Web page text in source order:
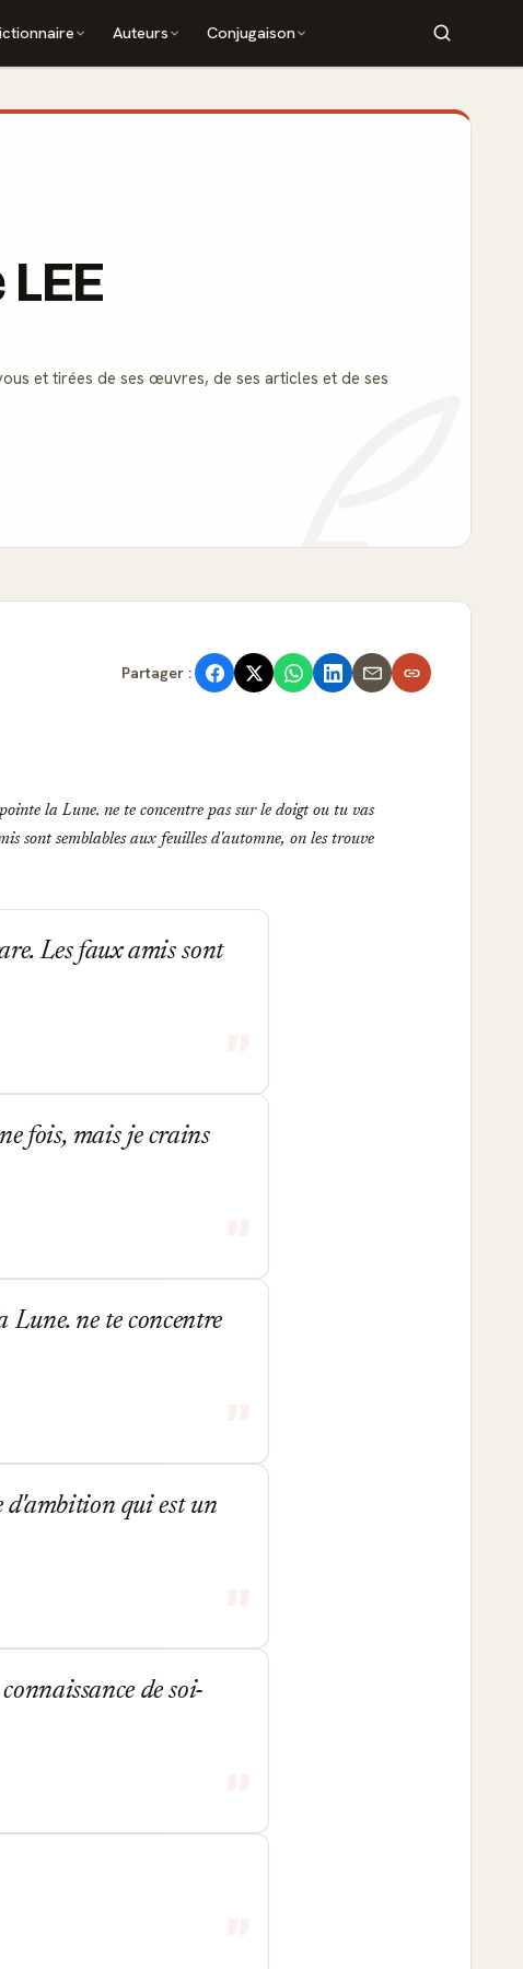
Auteurs Conjugaison
et tirées de ses œuvres, de ses articles et de ses
Partager :
la Lune. ne te concentre pas sur le doigt ou tu vas
sont semblables aux feuilles d'automne, on les trouve
Les faux amis sont
fois, mais je crains
Lune. ne te concentre
d'ambition qui est un
de soi-